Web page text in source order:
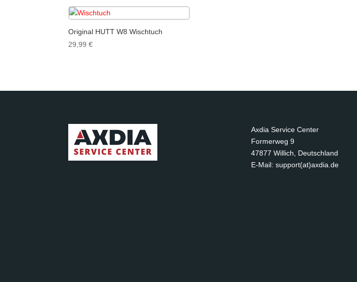
Original HUTT W8 Wischtuch
29,99€
Axdia Service Center
Formerweg 9
47877 Willich
Deutschland
E-Mail: support(at)axdia.de